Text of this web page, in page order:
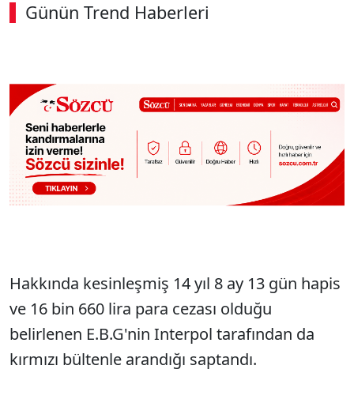
Günün Trend Haberleri
00:02 / 09:08
Hakkında kesinleşmiş 14 yıl 8 ay 13 gün hapis
ve 16 bin 660 lira para cezası olduğu
belirlenen E.B.G'nin Interpol tarafından da
kırmızı bültenle arandığı saptandı.